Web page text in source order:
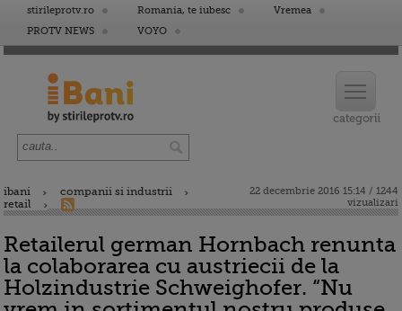
stirileprotv.ro Romania, te iubesc
Vremea
PROTV NEWS
VOYO
ibani
companii si industrii
retail
22 decembrie 2016 15:14 / 1244
vizualizari
Retailerul german Hornbach renunta
la colaborarea cu austriecii de la
Holzindustrie Schweighofer. “Nu